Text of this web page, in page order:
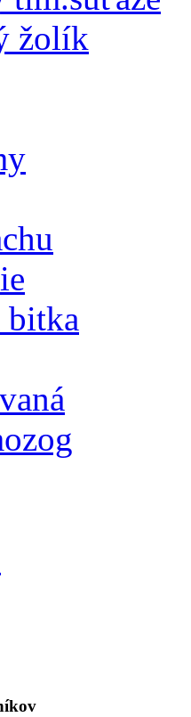
žolík
bitka